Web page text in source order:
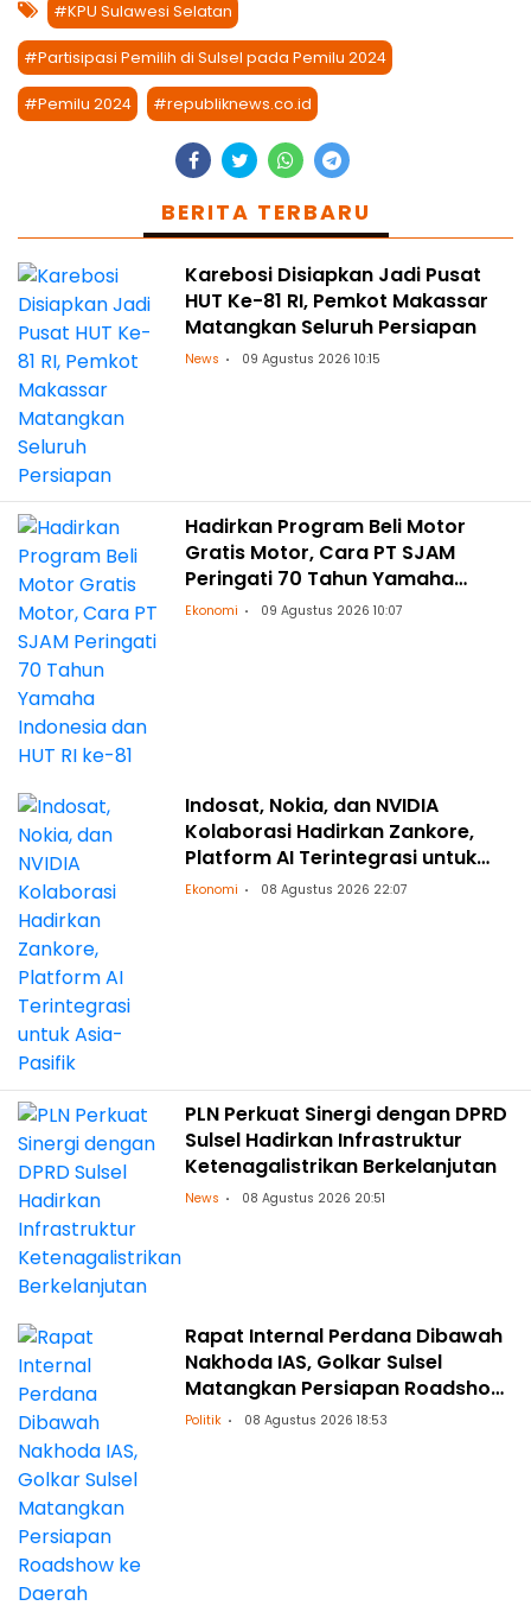
#KPU Sulawesi Selatan
#Partisipasi Pemilih di Sulsel pada Pemilu 2024
#Pemilu 2024 #republiknews.co.id
BERITA TERBARU
Karebosi Disiapkan Jadi Pusat
HUT Ke-81 RI, Pemkot Makassar
Matangkan Seluruh Persiapan
News 09 Agustus 2026 10:15
Hadirkan Program Beli Motor
Gratis Motor, Cara PT SJAM
Peringati 70 Tahun Yamaha
Indonesia dan HUT RI ke-81
Ekonomi 09 Agustus 2026 10:07
Indosat, Nokia, dan NVIDIA
Kolaborasi Hadirkan Zankore,
Platform AI Terintegrasi untuk
Asia-Pasifik
Ekonomi 08 Agustus 2026 22:07
PLN Perkuat Sinergi dengan DPRD
Sulsel Hadirkan Infrastruktur
Ketenagalistrikan Berkelanjutan
News 08 Agustus 2026 20:51
Rapat Internal Perdana Dibawah
Nakhoda IAS, Golkar Sulsel
Matangkan Persiapan Roadshow
ke Daerah
Politik 08 Agustus 2026 18:53